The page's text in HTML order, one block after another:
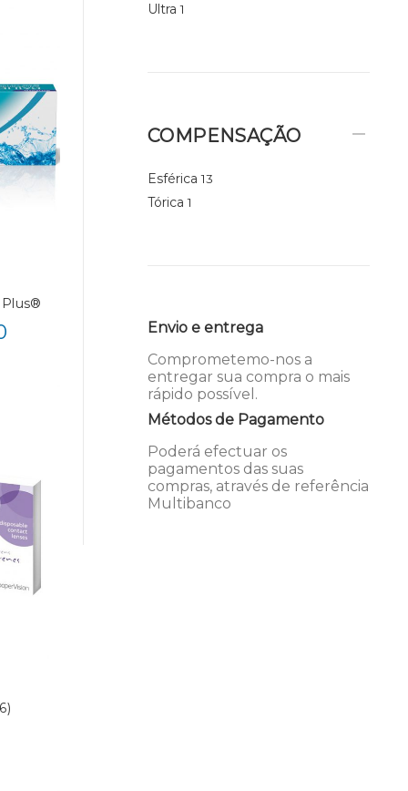
Ultra 1
COMPENSAÇÃO
Esférica 13
Tórica 1
Envio e entrega
Comprometemo-nos a
entregar sua compra o mais
rápido possível.
Métodos de Pagamento
Poderá efectuar os
pagamentos das suas
compras, através de referência
Multibanco